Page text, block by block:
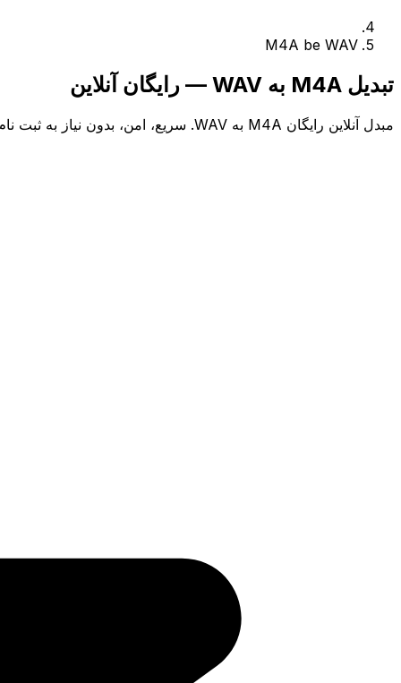
M4A be WAV
تبدیل M4A به WAV — رایگان آنلاین
مبدل آنلاین رایگان M4A به WAV. سریع، امن، بدون نیاز به ثبت نام.